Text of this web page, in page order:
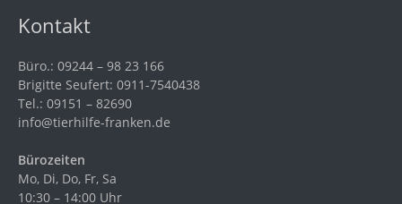
Kontakt
Büro.: 09244 – 98 23 166
Brigitte Seufert: 0911-7540438
Tel.: 09151 – 82690
info@tierhilfe-franken.de
Bürozeiten
Mo, Di, Do, Fr, Sa
10:30 – 14:00 Uhr